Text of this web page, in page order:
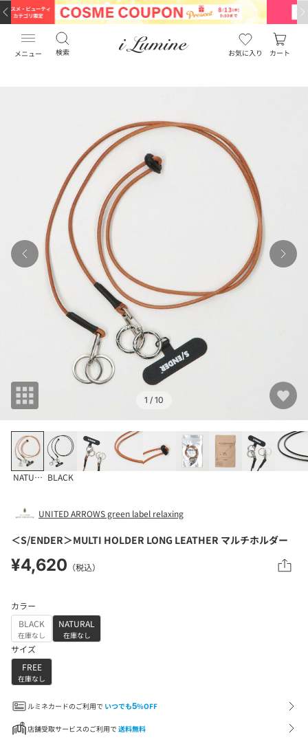
メニュー 検索 お気に入り カート
1 / 10
NATURALBLACK
UNITED ARROWS green label relaxing
＜S/ENDER＞MULTI HOLDER LONG LEATHER マルチホルダー
¥4,620 （税込）
カラー
BLACK
在庫なし
NATURAL
在庫なし
サイズ
FREE
在庫なし
ルミネカードのご利用で いつでも5%OFF
店舗受取サービスのご利用で 送料無料